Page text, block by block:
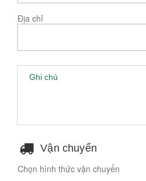
Địa chỉ
Vận chuyển
Chọn hình thức vận chuyển